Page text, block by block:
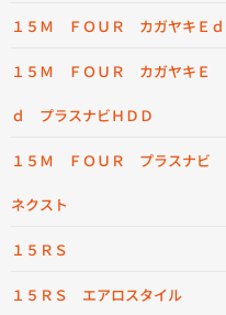
１５Ｍ ＦＯＵＲ カガヤキＥｄ
１５Ｍ ＦＯＵＲ カガヤキＥ
ｄ プラスナビＨＤＤ
１５Ｍ ＦＯＵＲ プラスナビ
ネクスト
１５ＲＳ
１５ＲＳ エアロスタイル